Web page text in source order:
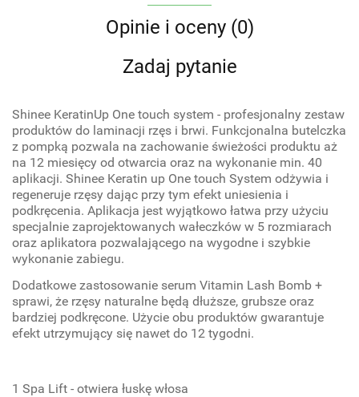
Opinie i oceny (0)
Zadaj pytanie
Shinee KeratinUp One touch system - profesjonalny zestaw
produktów do laminacji rzęs i brwi. Funkcjonalna butelczka
z pompką pozwala na zachowanie świeżości produktu aż
na 12 miesięcy od otwarcia oraz na wykonanie min. 40
aplikacji. Shinee Keratin up One touch System odżywia i
regeneruje rzęsy dając przy tym efekt uniesienia i
podkręcenia. Aplikacja jest wyjątkowo łatwa przy użyciu
specjalnie zaprojektowanych wałeczków w 5 rozmiarach
oraz aplikatora pozwalającego na wygodne i szybkie
wykonanie zabiegu.
Dodatkowe zastosowanie serum Vitamin Lash Bomb +
sprawi, że rzęsy naturalne będą dłuższe, grubsze oraz
bardziej podkręcone. Użycie obu produktów gwarantuje
efekt utrzymujący się nawet do 12 tygodni.
1 Spa Lift - otwiera łuskę włosa